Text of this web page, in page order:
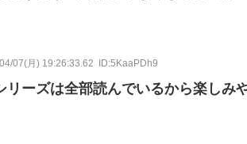
07(月) 19:26:33.62 ID:5KaaPDh9
リーズは全部読んでいるから楽しみ